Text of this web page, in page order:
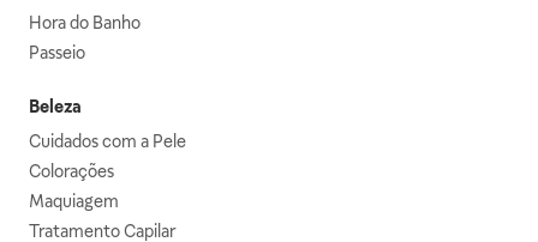
Hora do Banho
Passeio
Beleza
Cuidados com a Pele
Colorações
Maquiagem
Tratamento Capilar